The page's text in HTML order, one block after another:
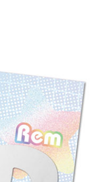
運費
運費
免運費
專用